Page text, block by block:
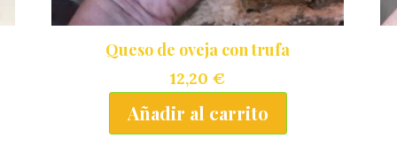
Queso de oveja con trufa
12,20€
Añadir al carrito